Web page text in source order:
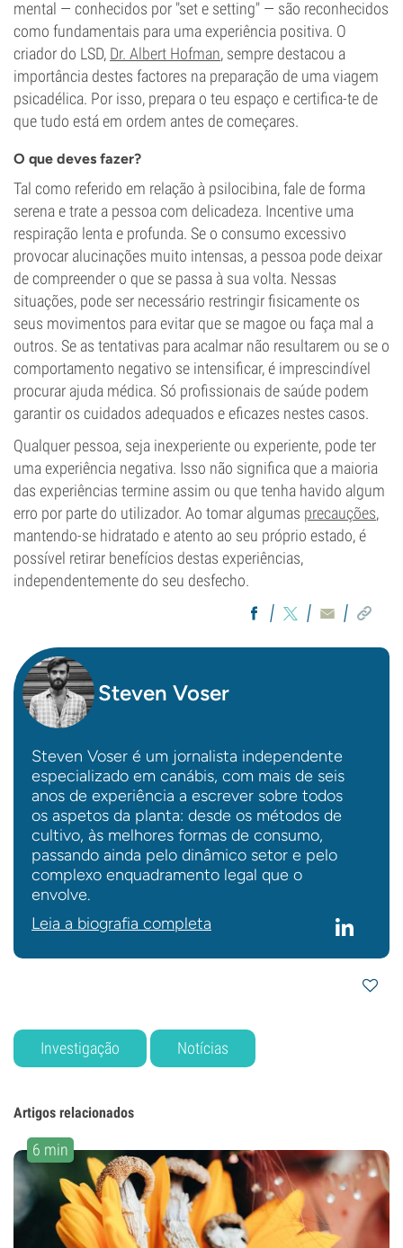
mental — conhecidos por "set e setting" — são reconhecidos
como fundamentais para uma experiência positiva. O
criador do LSD, Dr. Albert Hofman, sempre destacou a
importância destes factores na preparação de uma viagem
psicadélica. Por isso, prepara o teu espaço e certifica-te de
que tudo está em ordem antes de começares.
O que deves fazer?
Tal como referido em relação à psilocibina, fale de forma
serena e trate a pessoa com delicadeza. Incentive uma
respiração lenta e profunda. Se o consumo excessivo
provocar alucinações muito intensas, a pessoa pode deixar
de compreender o que se passa à sua volta. Nessas
situações, pode ser necessário restringir fisicamente os
seus movimentos para evitar que se magoe ou faça mal a
outros. Se as tentativas para acalmar não resultarem ou se o
comportamento negativo se intensificar, é imprescindível
procurar ajuda médica. Só profissionais de saúde podem
garantir os cuidados adequados e eficazes nestes casos.
Qualquer pessoa, seja inexperiente ou experiente, pode ter
uma experiência negativa. Isso não significa que a maioria
das experiências termine assim ou que tenha havido algum
erro por parte do utilizador. Ao tomar algumas precauções,
mantendo-se hidratado e atento ao seu próprio estado, é
possível retirar benefícios destas experiências,
independentemente do seu desfecho.
Steven Voser
Steven Voser é um jornalista independente
especializado em canábis, com mais de seis
anos de experiência a escrever sobre todos
os aspetos da planta: desde os métodos de
cultivo, às melhores formas de consumo,
passando ainda pelo dinâmico setor e pelo
complexo enquadramento legal que o
envolve.
Leia a biografia completa
Investigação Notícias
Artigos relacionados
6 min